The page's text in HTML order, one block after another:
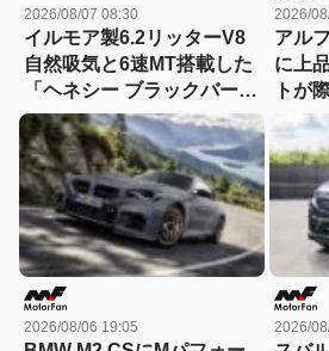
2026/08/07 08:30
イルモア製6.2リッターV8
自然吸気と6速MT搭載した
「ヘネシー ブラックバー
ド」がデビュー【動画】
2026/
アル
に上
トが
「ス
が登
2026/08/06 19:05 2026/